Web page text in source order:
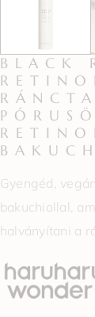
BLACK
Gyengéd,
bakuchiollal,
halványítani a